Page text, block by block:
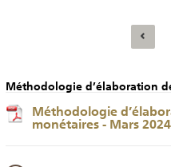
Méthodologie d’élaboration
Méthodologie
monétaires - Mars 2024